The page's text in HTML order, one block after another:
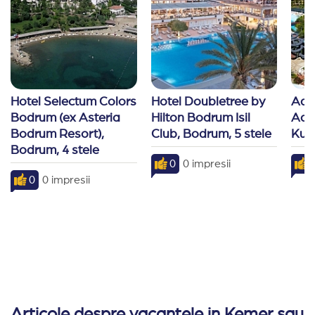
Activitati: sporturi nautice, scufundari, mini fotbal,
SPA: piscina interioara, baie turceasca, sauna,
Hotel Selectum Colors
Bodrum (ex Asteria
Bodrum Resort),
Bodrum, 4 stele
0 0 impresii
Hotel Doubletree by
Hilton Bodrum Isil
Club, Bodrum, 5 stele
0 0 impresii